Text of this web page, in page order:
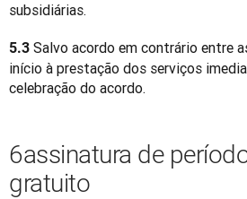
subsidiárias.
5.3 Salvo acordo em contrário entre
início à prestação dos serviços
celebração do acordo.
6assinatura de
gratuito